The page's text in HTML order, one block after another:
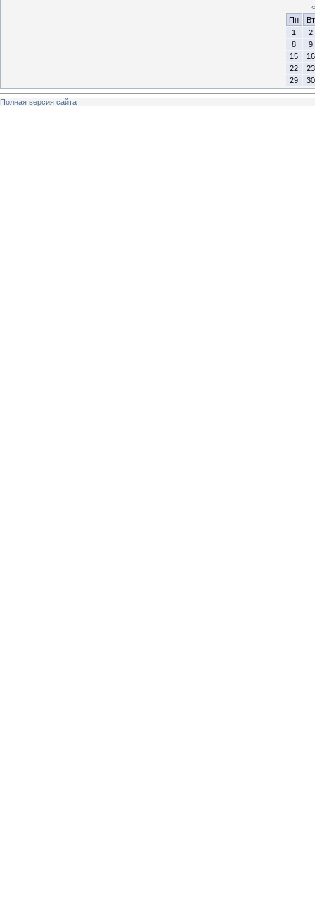
«
Пн
Вт
1
2
8
9
15
16
22
23
29
30
Полная версия сайта